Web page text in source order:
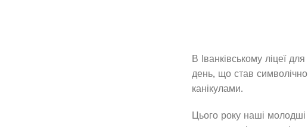
В Іванківському ліцеї
день, що став
канікулами.
Цього року наші